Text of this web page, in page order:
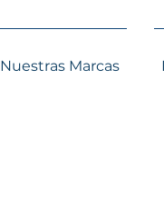
Nuestras Marcas